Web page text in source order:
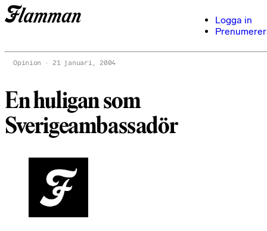
Logga in
Opinion 21 januari, 2004
En huligan som
Sverigeambassadör